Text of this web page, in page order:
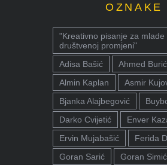
OZNAKE
"Kreativno pisanje za mlade
društvenoj promjeni"
Adisa Bašić
Ahmed Burić
Almin Kaplan
Asmir
Bjanka Alajbegović
Darko Cvijetić
Enver
Ervin Mujabašić
Ferida
Goran Sarić
Goran Simić